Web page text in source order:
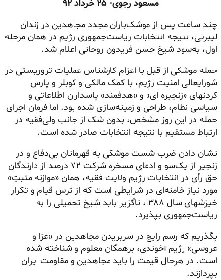
مسعود رجوی-۲۵ خرداد ۹۲
چند ساعت پس از موشک‌باران مجدد مجاهدین در زندان
لیبرتی، نتیجه انتخابات ریاست‌جمهوری رژیم در همان مرحله
اول، به‌سود شیخ حسن فریدون روحانی اعلام شد.
حمله موشکی از قبل با اعزام کارشناس عملیات تروریستی در
شورایعالی امنیت رژیم، با کمک مالکی و کوبلر و پارس
کردنهای «زنجیره ای» و «هدفمند» پاسداران اطلاعاتی و
سیاسی نظام، طراحی و زمینه‌سازی شده بود. اما فرمان اجرای
حمله در این روز مشخص، بدون شک از جانب ولی‌فقیه در
ارتباط مستقیم با نتیجه انتخابات صادر شده است.
نشان دادن ضرب شست موشکی به قهرمانان بی‌دفاع و در
زنجیر از یک‌سو و ادعای مسخره شرکت ۷۲ درصد از دارندگان
حق رأی در انتخابات رژیم ولایت فقیه، همان «موازنه مثبتِ»
مورد نیاز خامنه‌ای در شرایطی است که از ترس قیام و تکرار
خیزشهای سال ۱۳۸۸، ناگزیر باید شیخ تحمیلی را به
ریاست‌جمهوری بپذیرد.
بگذریم که رسم رایج در سربریدن مجاهدین در «عزا و
عروسی» رژیم آخوندی، برهمگان معلوم و شناخته شده
است. در هرحال قیمت را باید مجاهدین و مقاومت ایران
بپردازند.